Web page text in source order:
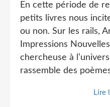
En cette période de
petits livres nous
ou non. Sur les rails,
Impressions
chercheuse à
rassemble des
Lire